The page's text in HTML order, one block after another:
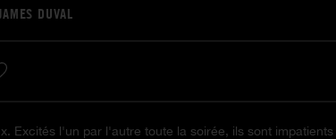
DUVAL
Excités l'un par l'autre toute la soirée, ils sont